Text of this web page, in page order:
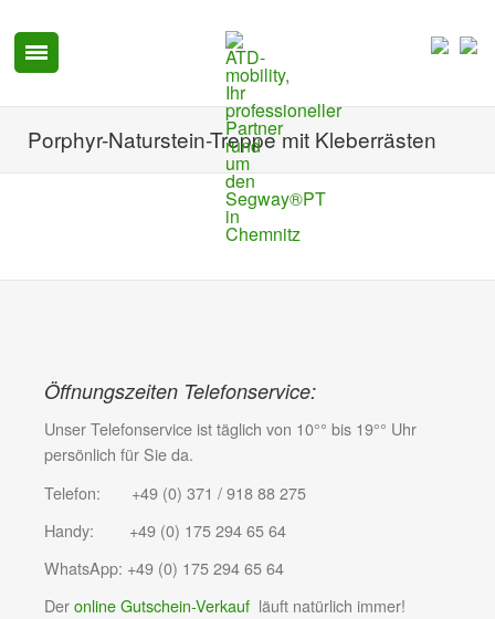
Porphyr-Naturstein-Treppe mit Kleberrästen
Öffnungszeiten Telefonservice:
Unser Telefonservice ist täglich von 10°° bis 19°° Uhr
persönlich für Sie da.
Telefon: +49 (0) 371 / 918 88 275
Handy: +49 (0) 175 294 65 64
WhatsApp: +49 (0) 175 294 65 64
Deronline Gutschein-Verkauf läuft natürlich immer!